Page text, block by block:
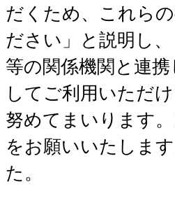
だくため、これら
ださい」と説明し
等の関係機関と連
してご利用いただ
努めてまいります
をお願いいたしま
た。